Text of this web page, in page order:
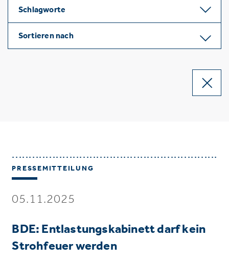
Schlagworte
Sortieren nach
PRESSEMITTEILUNG
05.11.2025
BDE: Entlastungskabinett darf kein
Strohfeuer werden